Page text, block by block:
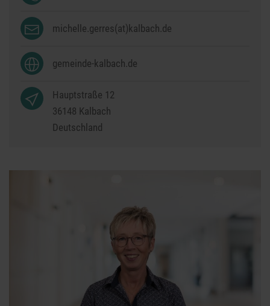
michelle.gerres(at)kalbach.de
gemeinde-kalbach.de
Hauptstraße 12
36148 Kalbach
Deutschland